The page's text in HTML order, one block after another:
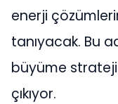
enerji
tanıyacak. Bu
büyüme
çıkıyor.